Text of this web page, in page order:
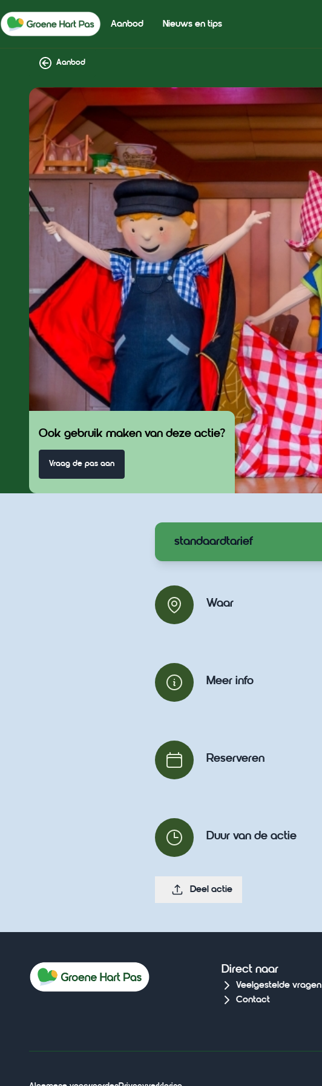
Aanbod Nieuws en tips
Aanbod
Ook gebruik maken van deze actie?
Vraag de pas aan
standaardtarief
Waar
Meer info
Reserveren
Duur van de actie
Deel actie
Direct naar
Veelgestelde vragen
Contact